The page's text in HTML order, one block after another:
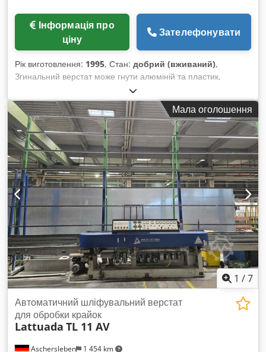
ціну
Зателефонувати
Рік виготовлення: 1995, Стан: добрий (вживаний),
Згинальний верстат може гнути алюміній та пластик,
Загальна довжина: приблизно 11 500 мм, Crsdpfx Aorif U
Escmof Глибина: 1 600 мм.
Мала оголошення
1 /7
Aschersleben 1 454 km
Автоматичний шліфувальний верстат
для обробки крайок
Lattuada TL 11 AV